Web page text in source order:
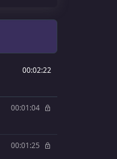
00:02:22
00:01:04
00:01:25